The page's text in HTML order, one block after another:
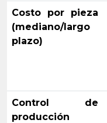
Costo por pieza
(mediano/largo
plazo)
Control de
producción